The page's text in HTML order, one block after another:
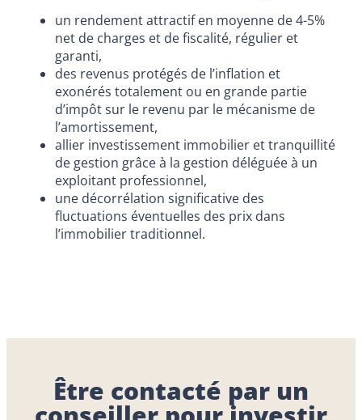
un rendement attractif en moyenne de 4-5%
net de charges et de fiscalité, régulier et
garanti,
des revenus protégés de l’inflation et
exonérés totalement ou en grande partie
d’impôt sur le revenu par le mécanisme de
l’amortissement,
allier investissement immobilier et tranquillité
de gestion grâce à la gestion déléguée à un
exploitant professionnel,
une décorrélation significative des
fluctuations éventuelles des prix dans
l’immobilier traditionnel.
Être contacté par un